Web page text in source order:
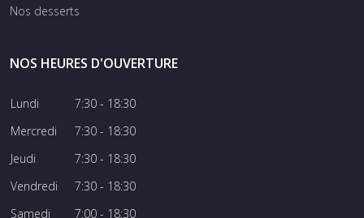
Nos desserts
NOS HEURES D'OUVERTURE
Lundi
Mercredi
Jeudi
Vendredi
Samedi
7:30 - 18:30
7:30 - 18:30
7:30 - 18:30
7:30 - 18:30
7:00 - 18:30